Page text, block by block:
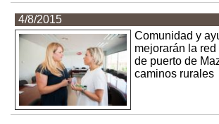
4/8/2015
Comunidad y
mejorarán la
de puerto de
caminos rurales